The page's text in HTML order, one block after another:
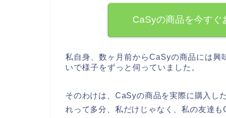
CaSyの商品を今すぐ
私自身、数ヶ月前からCaSyの商品には
いで様子をずっと伺っていました。
そのわけは、CaSyの商品を実際に購入し
れって多分、私だけじゃなく、私の友達